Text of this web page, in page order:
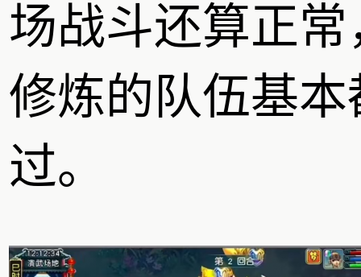
场战斗还算正常
修炼的队伍基本
过。